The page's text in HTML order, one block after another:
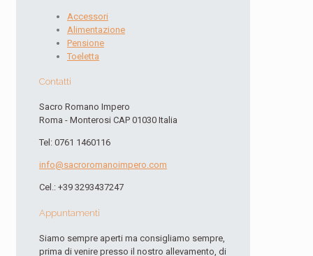
Accessori
Alimentazione
Pensione
Toeletta
Contatti
Sacro Romano Impero
Roma - Monterosi CAP 01030 Italia
Tel: 0761 1460116
info@sacroromanoimpero.com
Cel.: +39 3293437247
Appuntamenti
Siamo sempre aperti ma consigliamo sempre,
prima di venire presso il nostro allevamento, di